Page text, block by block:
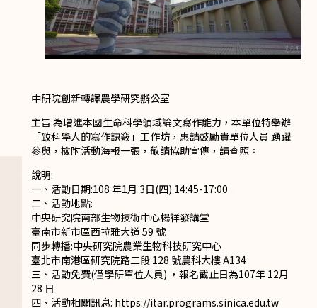
中研院創新轉譯農學研究辦公室
主旨:為增進本國生命科學領域論文寫作能力，本單位特舉辦
「致科學人的寫作訣竅」工作坊，惠請鼓勵貴單位人員 踴躍
參與，檢附活動海報一張，敬請協助宣傳，請查照。
說明:
一、活動日期:108 年1月 3日(四) 14:45-17:00
二、活動地點:
中央研究院南部生物技術中心楊祥發講堂
臺南市新市區西拉雅大道 59 號
同步轉播:中央研究院農業生物科技研究中心
臺北市南港區研究院路二段 128 號農科大樓 A134
三、活動免費(僅學研單位人員) ，報名截止日為107年 12月
28 日
四、活動相關訊息: https://itar.programs.sinica.edu.tw